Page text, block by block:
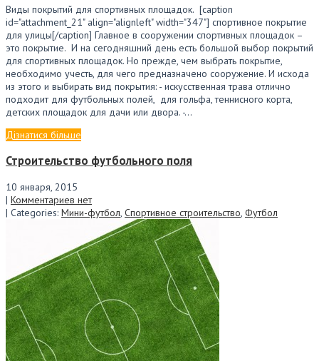
Виды покрытий для спортивных площадок. [caption
id="attachment_21" align="alignleft" width="347"] спортивное покрытие
для улицы[/caption] Главное в сооружении спортивных площадок –
это покрытие. И на сегодняшний день есть большой выбор покрытий
для спортивных площадок. Но прежде, чем выбрать покрытие,
необходимо учесть, для чего предназначено сооружение. И исхода
из этого и выбирать вид покрытия: - искусственная трава отлично
подходит для футбольных полей, для гольфа, теннисного корта,
детских площадок для дачи или двора. -…
Дізнатися більше
Строительство футбольного поля
10 января, 2015
| Комментариев нет
| Categories: Мини-футбол, Спортивное строительство, Футбол